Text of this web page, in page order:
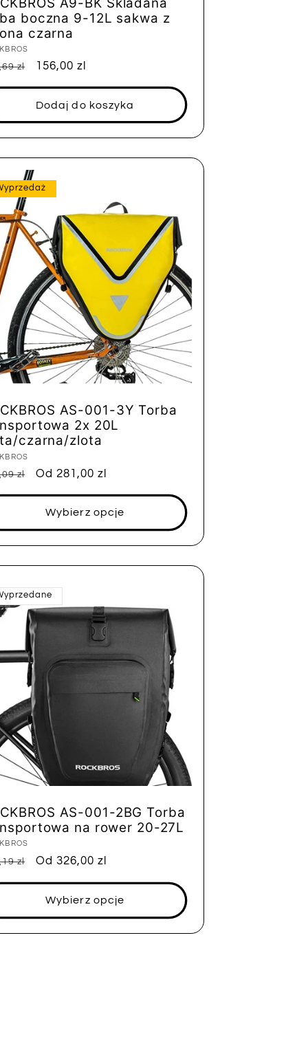
boczna 9-12L sakwa z
czarna
zl
Cena
156,00 zl
Dodaj do koszyka
AS-001-3Y Torba
2x 20L
czarna/zlota
zl
Cena
Od 281,00 zl
Wybierz opcje
AS-001-2BG Torba
na rower 20-27L
zl
Cena
Od 326,00 zl
Wybierz opcje